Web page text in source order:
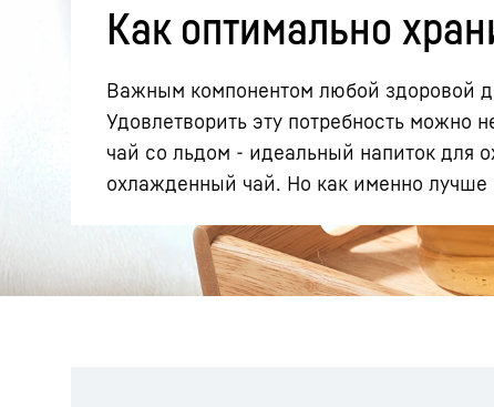
Подробнее о компании
Как оптимально
Важным компонентом любой здоровой
Удовлетворить эту потребность
чай со льдом - идеальный напиток для
охлажденный чай. Но как именно лучше